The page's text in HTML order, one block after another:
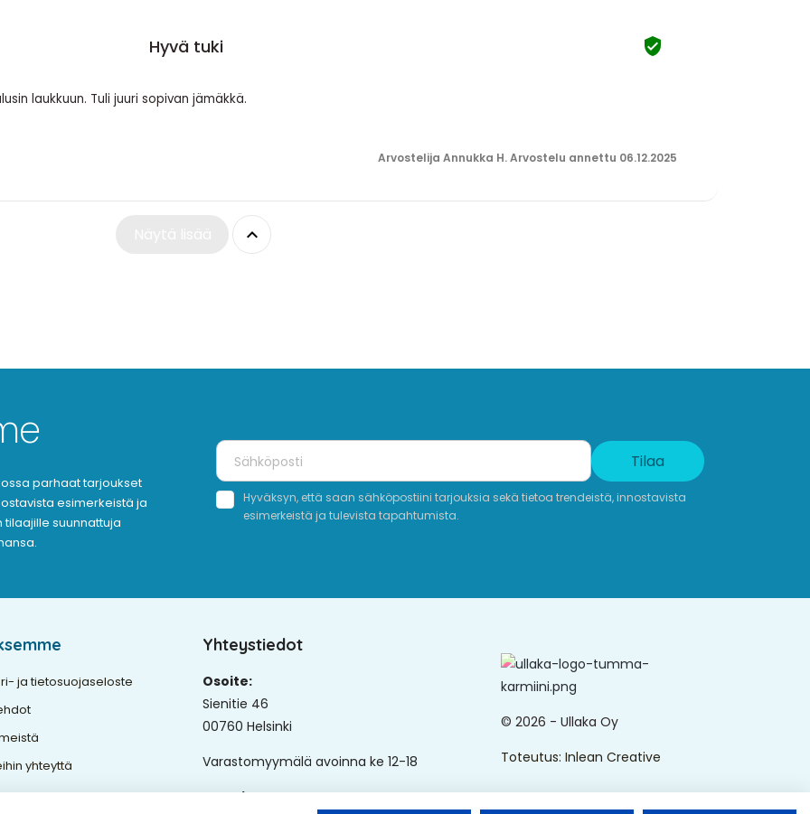
Hyvä tuki 
laukkuun. Tuli juuri sopivan jämäkkä.
Arvostelija Annukka H. Arvostelu annettu 06.12.2025

parhaat tarjoukset
esimerkeistä ja
suunnattuja
Tilaa
Hyväksyn, että saan sähköpostiini tarjouksia sekä tietoa trendeistä, innostavista
esimerkeistä ja tulevista tapahtumista.
ja tietosuojaseloste
yhteyttä
Yhteystiedot
Osoite:
Sienitie 46
00760 Helsinki
Varastomyymälä avoinna ke 12-18
Puhelin:
© 2026 - Ullaka Oy
Toteutus: Inlean Creative